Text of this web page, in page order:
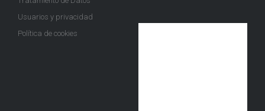
Usuarios y privacidad
Política de cookies